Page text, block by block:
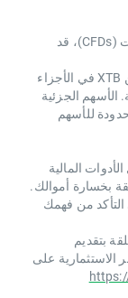
الأدوات المالية التي نقدمها، خاصة عقود الفروقات (CFDs)، قد
الأسهم الجزئية (FS) هي حق ائتماني مكتسب من XTB ​​في الأجزاء
الأسهم الجزئية
للأسهم
المالية
بخسارة أموالك.
التأكد من فهمك
بتقديم
الاستثمارية على